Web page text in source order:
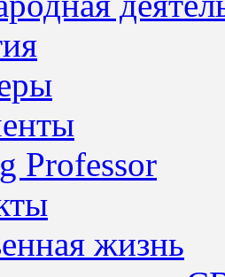
Professor
жизнь